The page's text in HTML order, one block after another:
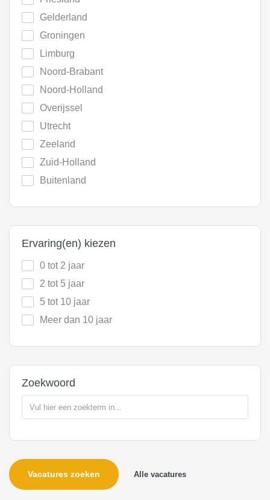
Gelderland
Groningen
Limburg
Noord-Brabant
Noord-Holland
Overijssel
Utrecht
Zeeland
Zuid-Holland
Buitenland
Ervaring(en) kiezen
0 tot 2 jaar
2 tot 5 jaar
5 tot 10 jaar
Meer dan 10 jaar
Zoekwoord
Vacatures zoeken Alle vacatures